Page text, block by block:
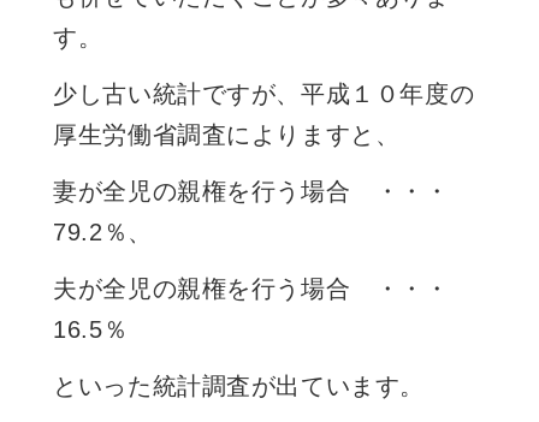
す。
少し古い統計ですが、平成１０年度の
厚生労働省調査によりますと、
妻が全児の親権を行う場合 ・・・
79.2％、
夫が全児の親権を行う場合 ・・・
16.5％
といった統計調査が出ています。